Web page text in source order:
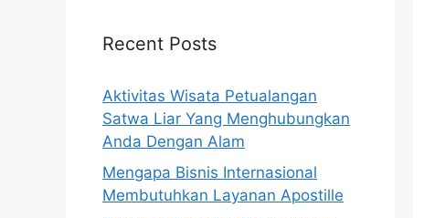
Recent Posts
Aktivitas Wisata Petualangan
Satwa Liar Yang Menghubungkan
Anda Dengan Alam
Mengapa Bisnis Internasional
Membutuhkan Layanan Apostille